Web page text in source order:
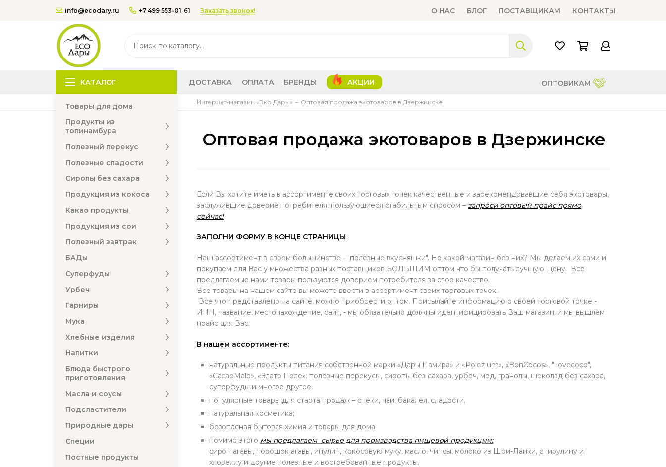
info@ecodary.ru +7 499 553-01-61 Заказать звонок! О НАС БЛОГ ПОСТАВЩИКАМ КОНТАКТЫ
КАТАЛОГ ДОСТАВКА ОПЛАТА БРЕНДЫ АКЦИИ ОПТОВИКАМ
Интернет-магазин «Эко Дары» Оптовая продажа экотоваров в Дзержинске
Товары для дома
Продукты из
топинамбура
Полезный перекус
Полезные сладости
Сиропы без сахара
Продукция из кокоса
Какао продукты
Продукция из сои
Полезный завтрак
БАДы
Суперфуды
Урбеч
Гарниры
Мука
Хлебные изделия
Напитки
Блюда быстрого
приготовления
Масла и соусы
Подсластители
Природные дары
Специи
Постные продукты
Оптовая продажа экотоваров в Дзержинске
Если Вы хотите иметь в ассортименте своих торговых точек качественные и зарекомендовавшие себя экотовары,
заслужившие доверие потребителя, пользующиеся стабильным спросом – запроси оптовый прайс прямо
сейчас!
ЗАПОЛНИ ФОРМУ В КОНЦЕ СТРАНИЦЫ
Наш ассортимент в своем большинстве - "полезные вкусняшки". Но какой магазин без них? Мы делаем их сами и
покупаем для Вас у множества разных поставщиков БОЛЬШИМ оптом что бы получать лучшую цену. Все
предлагаемые нами товары пользуются доверием потребителя за свое качество.
Все товары на нашем сайте вы можете ввести в ассортимент своих торговых точек.
Все что представлено на сайте, можно приобрести оптом. Присылайте информацию о своей торговой точке -
ИНН, название, местонахождение, сайт, - мы обязательно должны идентифицировать Ваш магазин, и мы вышлем
прайс для Вас.
В нашем ассортименте:
натуральные продукты питания собственной марки «Дары Памира» и «Polezium», «BonCocos», "Ilovecoco",
«CacaoMalo», «Злато Поле»: полезные перекусы, сиропы без сахара, урбеч, мед, гранолы, шоколад без сахара,
суперфуды и многое другое.
популярные товары для старта продаж – снеки, чаи, бакалея, сладости.
натуральная косметика;
безопасная бытовая химия и товары для дома
помимо этого мы предлагаем сырье для производства пищевой продукции:
сироп агавы, порошок агавы, инулин, кокосовую муку, масло, чипсы, молоко из Шри-Ланки, спирулину и
хлореллу и другие полезные и востребованные продукты.